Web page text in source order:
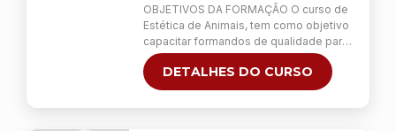
OBJETIVOS DA FORMAÇÃO O curso de
Estética de Animais, tem como objetivo
capacitar formandos de qualidade para
desempenhar funções, tais como,
cuidados de higiene e estética, técnicas
de tosquia, entre outras… Bem como
detetar patologias dermatológicas e
DETALHES DO CURSO